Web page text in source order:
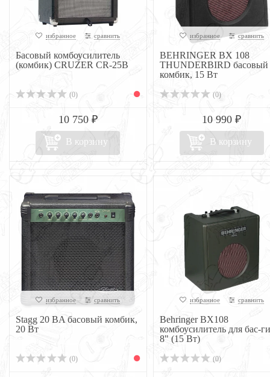
избранное сравнить
Басовый комбоусилитель
(комбик) CRUZER CR-25B
(0)
10 750 ₽
В корзину
избранное сравнить
BEHRINGER BX 108
THUNDERBIRD басовый
комбик, 15 Вт
(0)
10 990 ₽
В корзину
избранное сравнить
Stagg 20 BA басовый комбик,
20 Вт
(0)
избранное сравнить
Behringer BX108
комбоусилитель для бас-
8" (15 Вт)
(0)